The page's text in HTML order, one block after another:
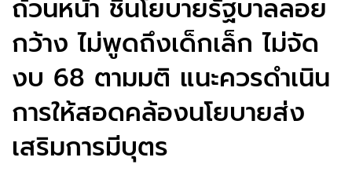
ถ้วนหน้า ชี้นโยบายรัฐบาลลอย
กว้าง ไม่พูดถึงเด็กเล็ก ไม่จัด
งบ 68 ตามมติ แนะควรดำเนิน
การให้สอดคล้องนโยบายส่ง
เสริมการมีบุตร